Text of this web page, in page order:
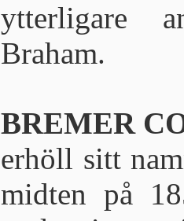
ytterligare
Braham.
BREMER
erhöll sitt
midten på